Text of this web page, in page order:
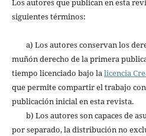
Los autores que publican en esta
siguientes términos:
a) Los autores conservan los
muñón derecho de la primera
tiempo licenciado bajo lalicencia
que permite compartir el trabajo
publicación inicial en esta revista.
b) Los autores son capaces de
por separado, la distribución no